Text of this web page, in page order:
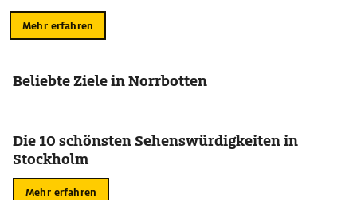
Mehr erfahren
Beliebte Ziele in Norrbotten
Die 10 schönsten Sehenswürdigkeiten in
Stockholm
Mehr erfahren